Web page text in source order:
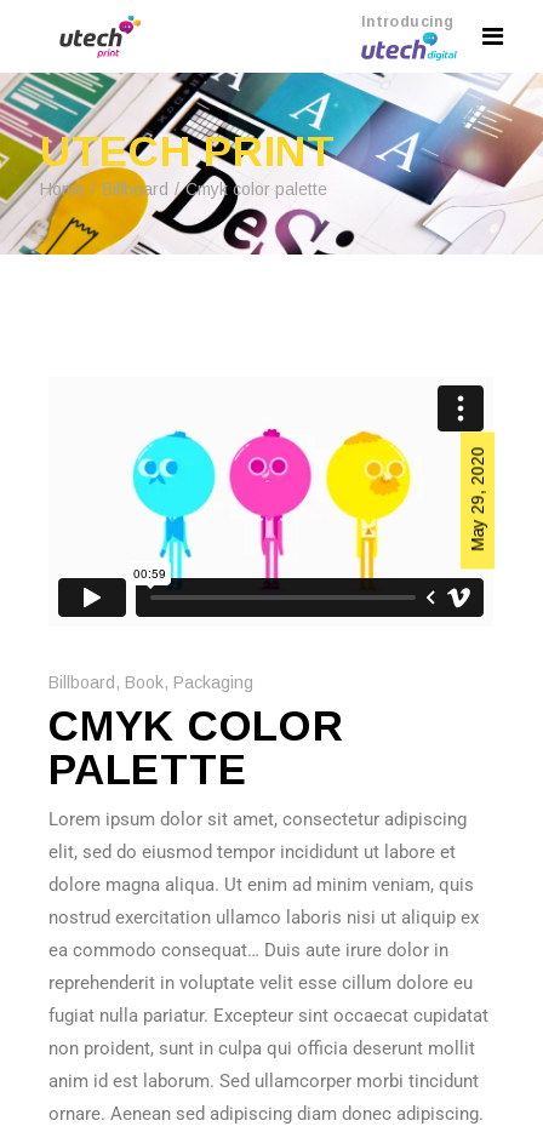
Introducing
UTECH PRINT
Home Billboard Cmyk color palette
May 29, 2020
Billboard , Book, Packaging
CMYK COLOR
PALETTE
Lorem ipsum dolor sit amet, consectetur adipiscing
elit, sed do eiusmod tempor incididunt ut labore et
dolore magna aliqua. Ut enim ad minim veniam, quis
nostrud exercitation ullamco laboris nisi ut aliquip ex
ea commodo consequat… Duis aute irure dolor in
reprehenderit in voluptate velit esse cillum dolore eu
fugiat nulla pariatur. Excepteur sint occaecat cupidatat
non proident, sunt in culpa qui officia deserunt mollit
anim id est laborum. Sed ullamcorper morbi tincidunt
ornare. Aenean sed adipiscing diam donec adipiscing.